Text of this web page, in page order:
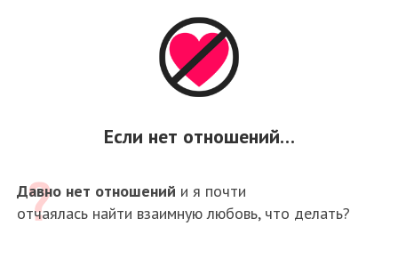
Если нет отношений…
Давно нет отношений и я почти
отчаялась найти взаимную любовь, что делать?